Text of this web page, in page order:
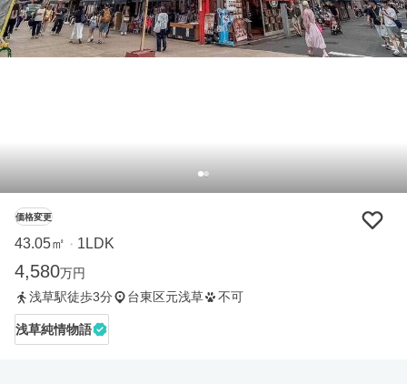
価格変更
43.05㎡ ・ 1LDK
4,580万円
浅草駅徒歩3分
台東区元浅草 不可
浅草純情物語